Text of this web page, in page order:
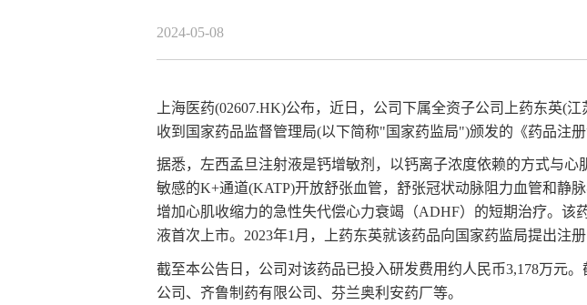
2024-05-08
上海医药(02607.HK)公布，近日，公司下属全资子公司上药东英(
收到国家药品监督管理局(以下简称"国家药监局")颁发的《药品注
据悉，左西孟旦注射液是钙增敏剂，以钙离子浓度依赖的方式与
敏感的K+通道(KATP)开放舒张血管，舒张冠状动脉阻力血管和静
增加心肌收缩力的急性失代偿心力衰竭（ADHF）的短期治疗。该
液首次上市。2023年1月，上药东英就该药品向国家药监局提出注册
截至本公告日，公司对该药品已投入研发费用约人民币3,178万元
公司、齐鲁制药有限公司、芬兰奥利安药厂等。